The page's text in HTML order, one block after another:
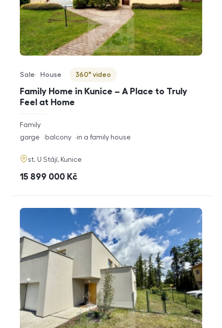
Family Home in Kunice – A Place to Truly
Feel at Home
Offer type
Sale
Property type
House
Virtuální prohlídka
360° video
rozměry
disposition
Family
funkce
garge balcony in a family house
adresa
st. U Stájí, Kunice
cena
15 899 000 Kč